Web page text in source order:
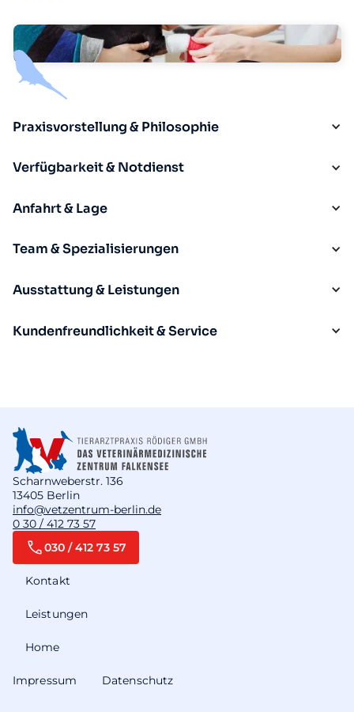
Praxisvorstellung & Philosophie
Verfügbarkeit & Notdienst
Anfahrt & Lage
Team & Spezialisierungen
Ausstattung & Leistungen
Kundenfreundlichkeit & Service
Scharnweberstr. 136
13405 Berlin
info@vetzentrum-berlin.de
0 30 / 412 73 57
Home
Leistungen
Kontakt
030 / 412 73 57
Impressum Datenschutz